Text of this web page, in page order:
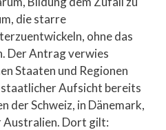
die starre
ohne das
Der Antrag verwies
Staaten und Regionen
staatlicher Aufsicht bereits
der Schweiz, in Dänemark,
Australien. Dort gilt: